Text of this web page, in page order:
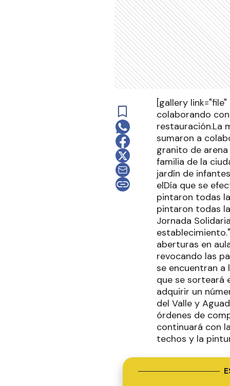
[gallery
colaborando
restauración.La
sumaron a
granito de
familia de la
jardín de
elDía que se
pintaron todas
pintaron todas
Jornada
aberturas en
revocando las
se encuentran a
que se sorteará
adquirir un
del Valle y
órdenes de
continuará con
techos y la